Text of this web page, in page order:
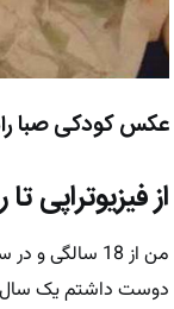
عکس کودکی صبا
از فیزیوتراپی تا
دوست داشتم یک سال